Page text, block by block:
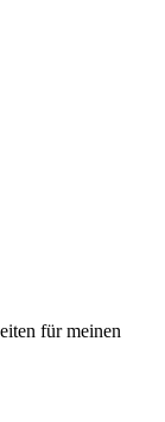
für meinen